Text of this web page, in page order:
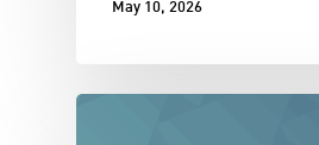
May 10, 2026